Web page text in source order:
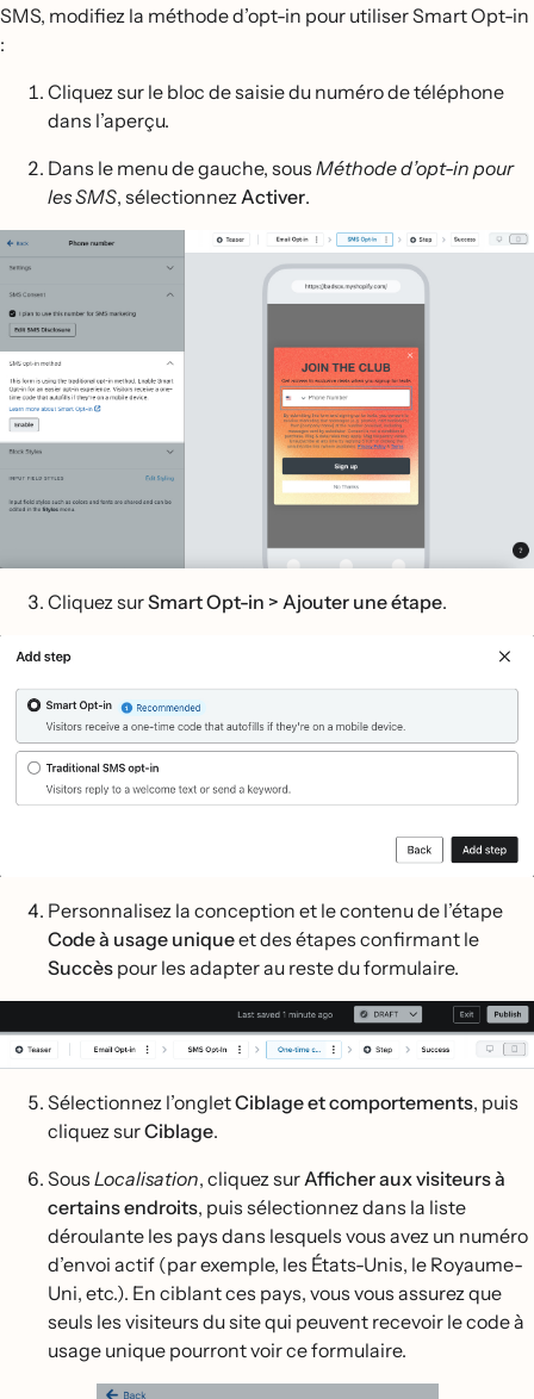
SMS, modifiez la méthode d’opt-in pour utiliser Smart Opt-in
:
Cliquez sur le bloc de saisie du numéro de téléphone
dans l’aperçu.
Dans le menu de gauche, sous Méthode d’opt-in pour
les SMS, sélectionnez Activer.
Cliquez surSmart Opt-in > Ajouter une étape.
Personnalisez la conception et le contenu de l’étape
Code à usage uniqueet des étapes confirmant le
Succès pour les adapter au reste du formulaire.
Sélectionnez l’ongletCiblage et comportements, puis
cliquez surCiblage.
Sous Localisation, cliquez surAfficher aux visiteurs à
certains endroits, puis sélectionnez dans la liste
déroulante les pays dans lesquels vous avez un numéro
d’envoi actif (par exemple, les États-Unis, le Royaume-
Uni, etc.). En ciblant ces pays, vous vous assurez que
seuls les visiteurs du site qui peuvent recevoir le code à
usage unique pourront voir ce formulaire.